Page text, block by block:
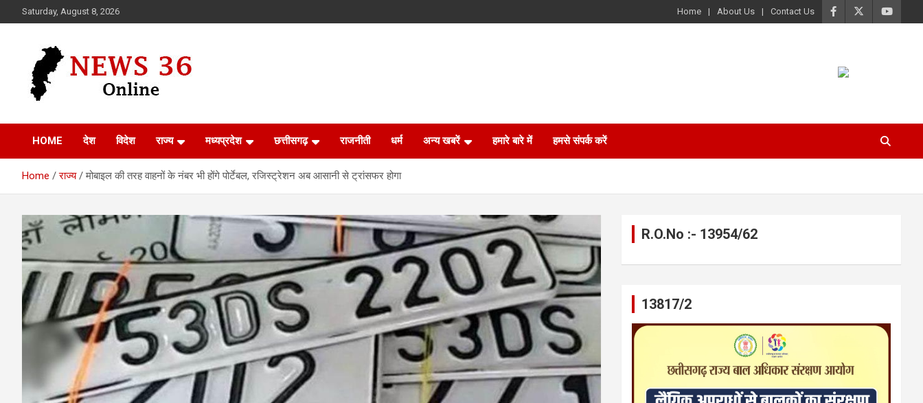
to
Saturday, August 8, 2026 Home About Us Contact Us
News 36
HOME देश विदेश राज्य मध्यप्रदेश छत्तीसगढ़ राजनीती धर्म अन्य खबरें हमारे बारे में हमसे संपर्क करें
Home राज्य मोबाइल की तरह वाहनों के नंबर भी होंगे पोर्टेबल, रजिस्ट्रेशन अब आसानी से ट्रांसफर होगा
R.O.No :- 13954/62
13817/2